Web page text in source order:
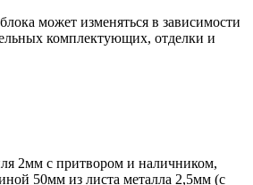
может изменяться в зависимости
комплектующих, отделки и
2мм с притвором и наличником,
50мм из листа металла 2,5мм (с